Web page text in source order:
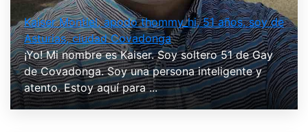
Kaiser Montiel, apodo thommy_hi, 51 años, soy de
Asturias, ciudad Covadonga
¡Yo! Mi nombre es Kaiser. Soy soltero 51 de Gay
de Covadonga. Soy una persona inteligente y
atento. Estoy aquí para ...